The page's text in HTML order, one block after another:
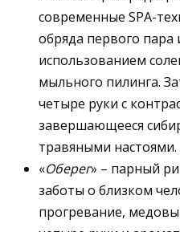
современные SPA-
обряда первого пара
использованием
мыльного пилинга.
четыре руки с
завершающееся
травяными настоями.
«Оберег» – парный
заботы о близком
прогревание,